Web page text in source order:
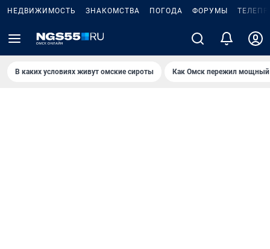
НЕДВИЖИМОСТЬ ЗНАКОМСТВА ПОГОДА ФОРУМЫ
В каких условиях живут омские сироты Как Омск пережил мощный